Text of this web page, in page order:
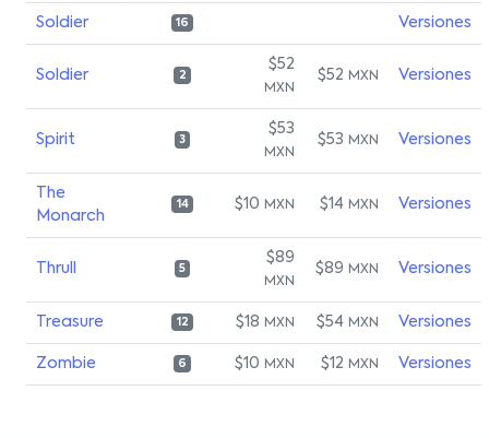
Soldier 16 Versiones
Soldier 2
$52
MXN
$52 MXN Versiones
Spirit 3
$53
MXN
$53 MXN Versiones
The
Monarch
14 $10 MXN $14 MXN Versiones
Thrull 5
$89
MXN
$89 MXN Versiones
Treasure 12 $18 MXN $54 MXN Versiones
Zombie 6 $10 MXN $12 MXN Versiones